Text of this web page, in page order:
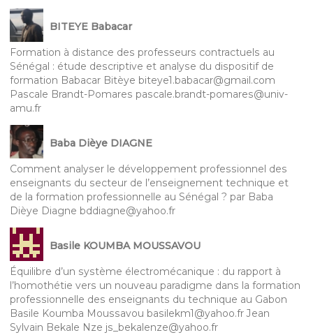
BITEYE Babacar
Formation à distance des professeurs contractuels au
Sénégal : étude descriptive et analyse du dispositif de
formation Babacar Bitèye biteye1.babacar@gmail.com
Pascale Brandt-Pomares pascale.brandt-pomares@univ-
amu.fr
Baba Dièye DIAGNE
Comment analyser le développement professionnel des
enseignants du secteur de l’enseignement technique et
de la formation professionnelle au Sénégal ? par Baba
Dièye Diagne bddiagne@yahoo.fr
Basile KOUMBA MOUSSAVOU
Équilibre d’un système électromécanique : du rapport à
l’homothétie vers un nouveau paradigme dans la formation
professionnelle des enseignants du technique au Gabon
Basile Koumba Moussavou basilekm1@yahoo.fr Jean
Sylvain Bekale Nze js_bekalenze@yahoo.fr